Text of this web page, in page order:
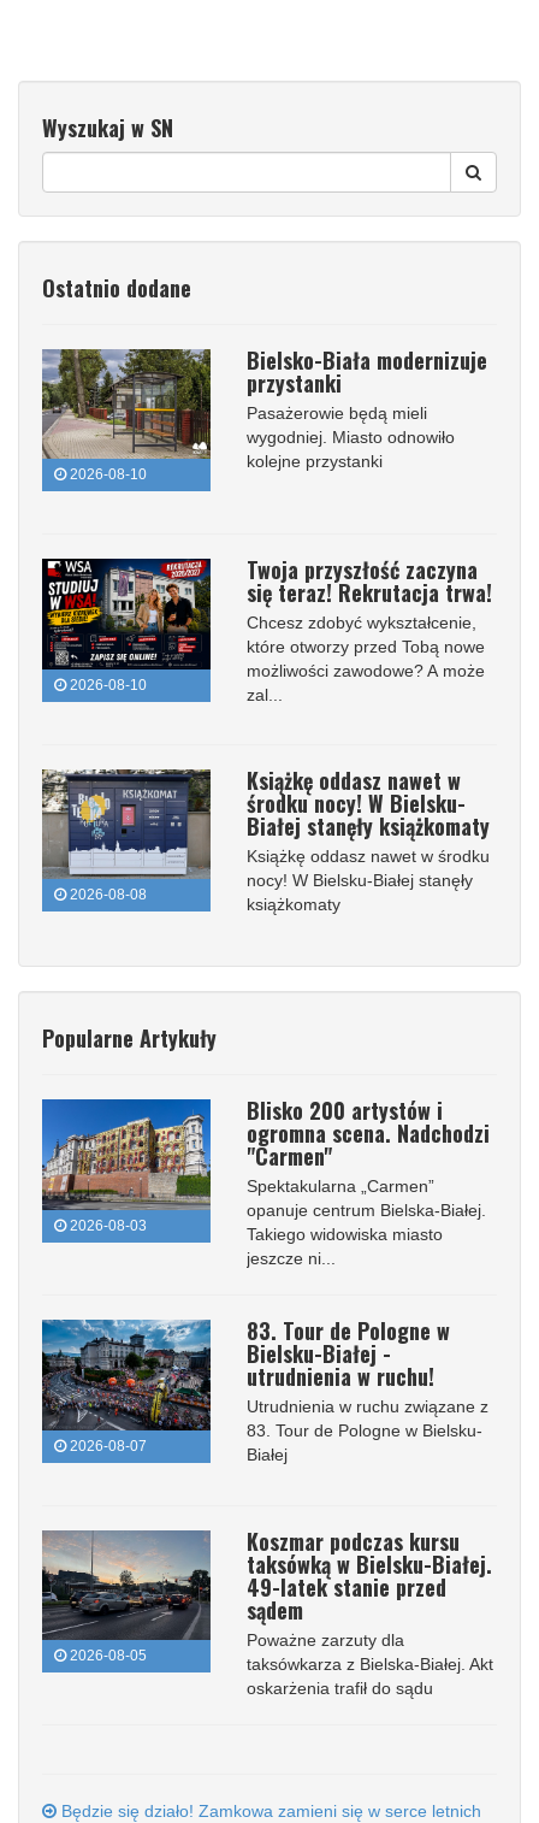
Wyszukaj w SN
Ostatnio dodane
2026-08-10
Bielsko-Biała modernizuje
przystanki
Pasażerowie będą mieli
wygodniej. Miasto odnowiło
kolejne przystanki
2026-08-10
Twoja przyszłość zaczyna
się teraz! Rekrutacja trwa!
Chcesz zdobyć wykształcenie,
które otworzy przed Tobą nowe
możliwości zawodowe? A może
zal...
2026-08-08
Książkę oddasz nawet w
środku nocy! W Bielsku-
Białej stanęły książkomaty
Książkę oddasz nawet w środku
nocy! W Bielsku-Białej stanęły
książkomaty
Popularne Artykuły
2026-08-03
Blisko 200 artystów i
ogromna scena. Nadchodzi
"Carmen"
Spektakularna „Carmen”
opanuje centrum Bielska-Białej.
Takiego widowiska miasto
jeszcze ni...
2026-08-07
83. Tour de Pologne w
Bielsku-Białej -
utrudnienia w ruchu!
Utrudnienia w ruchu związane z
83. Tour de Pologne w Bielsku-
Białej
2026-08-05
Koszmar podczas kursu
taksówką w Bielsku-Białej.
49-latek stanie przed
sądem
Poważne zarzuty dla
taksówkarza z Bielska-Białej. Akt
oskarżenia trafił do sądu
Będzie się działo! Zamkowa zamieni się w serce letnich